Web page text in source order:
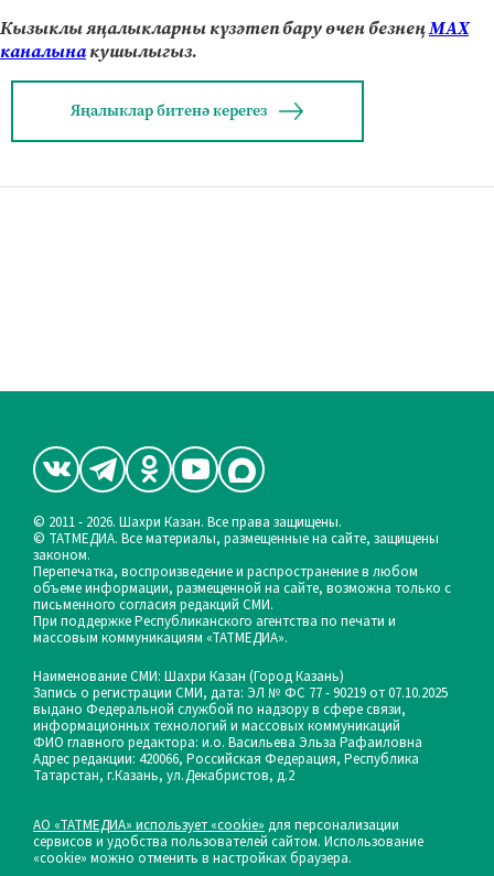
Кызыклы яңалыкларны күзәтеп бару өчен безнеңМАХ
каналынакушылыгыз.
Яңалыклар битенә керегез
© 2011 - 2026. Шахри Казан. Все права защищены.
© ТАТМЕДИА. Все материалы, размещенные на сайте, защищены
законом.
Перепечатка, воспроизведение и распространение в любом
объеме информации, размещенной на сайте, возможна только с
письменного согласия редакций СМИ.
При поддержке Республиканского агентства по печати и
массовым коммуникациям «ТАТМЕДИА».
Наименование СМИ: Шахри Казан (Город Казань)
Запись о регистрации СМИ, дата: ЭЛ № ФС 77 - 90219 от 07.10.2025
выдано Федеральной службой по надзору в сфере связи,
информационных технологий и массовых коммуникаций
ФИО главного редактора: и.о. Васильева Эльза Рафаиловна
Адрес редакции: 420066, Российская Федерация, Республика
Татарстан, г.Казань, ул.Декабристов, д.2
АО «ТАТМЕДИА» использует «cookie» для персонализации
сервисов и удобства пользователей сайтом. Использование
«cookie» можно отменить в настройках браузера.